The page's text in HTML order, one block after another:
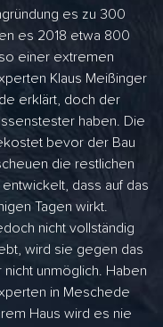
es zu 300
es 2018 etwa 800
einer extremen
Klaus Meißinger
erklärt, doch der
haben. Die
bevor der Bau
die restlichen
dass auf das
Tagen wirkt.
nicht vollständig
wird sie gegen das
unmöglich. Haben
in Meschede
Haus wird es nie